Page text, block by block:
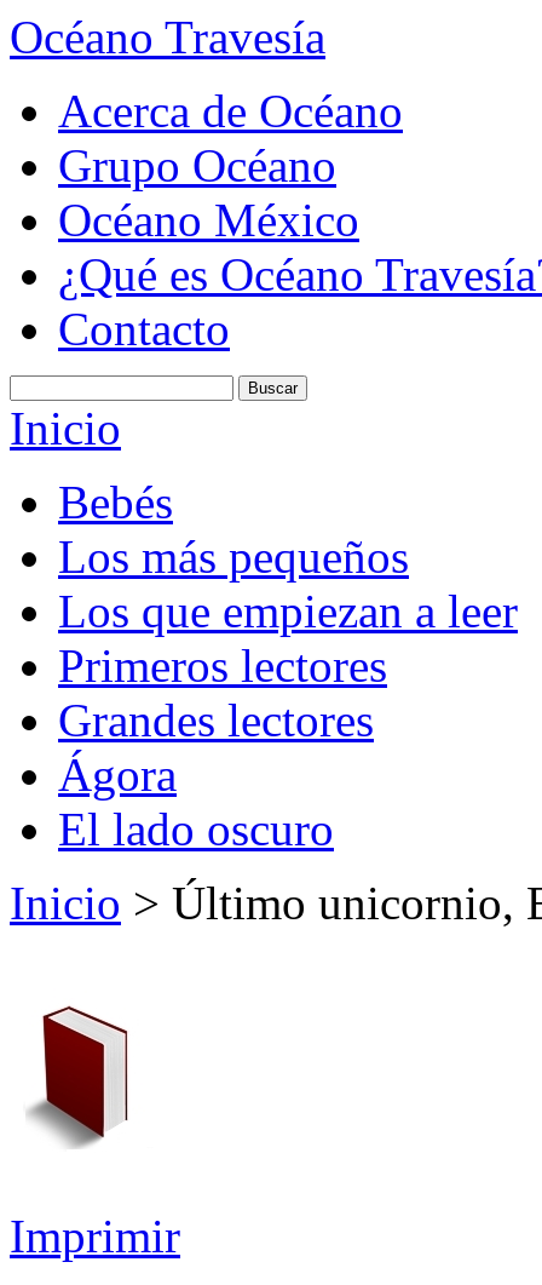
Océano Travesía
Acerca de Océano
Grupo Océano
Océano México
¿Qué es Océano
Contacto
Inicio
Bebés
Los más pequeños
Los que empiezan a leer
Primeros lectores
Grandes lectores
Ágora
El lado oscuro
Inicio > Último unicornio,
Imprimir